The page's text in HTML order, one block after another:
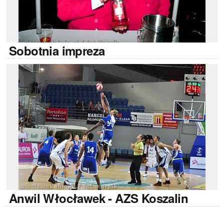
Sobotniaimpreza
Anwil Włocławek - AZS Koszalin